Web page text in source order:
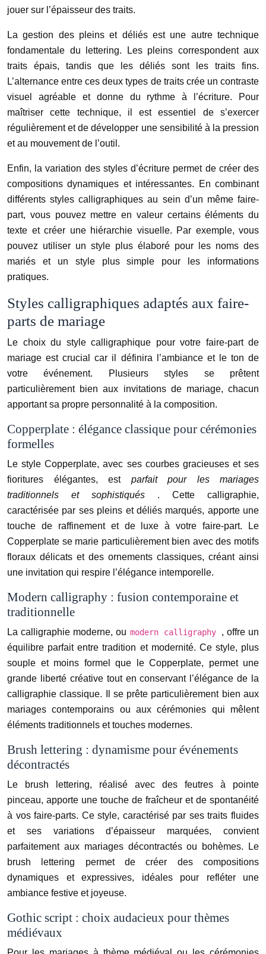
jouer sur l’épaisseur des traits.
La gestion des pleins et déliés est une autre technique
fondamentale du lettering. Les pleins correspondent aux
traits épais, tandis que les déliés sont les traits fins.
L’alternance entre ces deux types de traits crée un contraste
visuel agréable et donne du rythme à l’écriture. Pour
maîtriser cette technique, il est essentiel de s’exercer
régulièrement et de développer une sensibilité à la pression
et au mouvement de l’outil.
Enfin, la variation des styles d’écriture permet de créer des
compositions dynamiques et intéressantes. En combinant
différents styles calligraphiques au sein d’un même faire-
part, vous pouvez mettre en valeur certains éléments du
texte et créer une hiérarchie visuelle. Par exemple, vous
pouvez utiliser un style plus élaboré pour les noms des
mariés et un style plus simple pour les informations
pratiques.
Styles calligraphiques adaptés aux faire-
parts de mariage
Le choix du style calligraphique pour votre faire-part de
mariage est crucial car il définira l’ambiance et le ton de
votre événement. Plusieurs styles se prêtent
particulièrement bien aux invitations de mariage, chacun
apportant sa propre personnalité à la composition.
Copperplate : élégance classique pour cérémonies
formelles
Le style Copperplate, avec ses courbes gracieuses et ses
fioritures élégantes, est parfait pour les mariages
traditionnels et sophistiqués . Cette calligraphie,
caractérisée par ses pleins et déliés marqués, apporte une
touche de raffinement et de luxe à votre faire-part. Le
Copperplate se marie particulièrement bien avec des motifs
floraux délicats et des ornements classiques, créant ainsi
une invitation qui respire l’élégance intemporelle.
Modern calligraphy : fusion contemporaine et
traditionnelle
La calligraphie moderne, ou modern calligraphy , offre un
équilibre parfait entre tradition et modernité. Ce style, plus
souple et moins formel que le Copperplate, permet une
grande liberté créative tout en conservant l’élégance de la
calligraphie classique. Il se prête particulièrement bien aux
mariages contemporains ou aux cérémonies qui mêlent
éléments traditionnels et touches modernes.
Brush lettering : dynamisme pour événements
décontractés
Le brush lettering, réalisé avec des feutres à pointe
pinceau, apporte une touche de fraîcheur et de spontanéité
à vos faire-parts. Ce style, caractérisé par ses traits fluides
et ses variations d’épaisseur marquées, convient
parfaitement aux mariages décontractés ou bohèmes. Le
brush lettering permet de créer des compositions
dynamiques et expressives, idéales pour refléter une
ambiance festive et joyeuse.
Gothic script : choix audacieux pour thèmes
médiévaux